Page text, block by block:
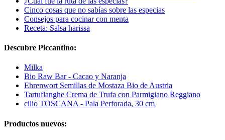
Cinco cosas que no sabías sobre las especias
Consejos para cocinar con menta
Receta: Salsa harissa
Descubre Piccantino:
Milka
Bio Raw Bar - Cacao y Naranja
Ehrenwort Semillas de Mostaza Bio de Austria
Tartuflanghe Crema de Trufa con Parmigiano Reggiano
cilio TOSCANA - Pala Perforada, 30 cm
Productos nuevos: